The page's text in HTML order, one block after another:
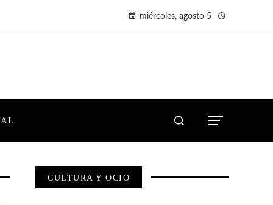
miércoles, agosto 5
CULTURA Y OCIO